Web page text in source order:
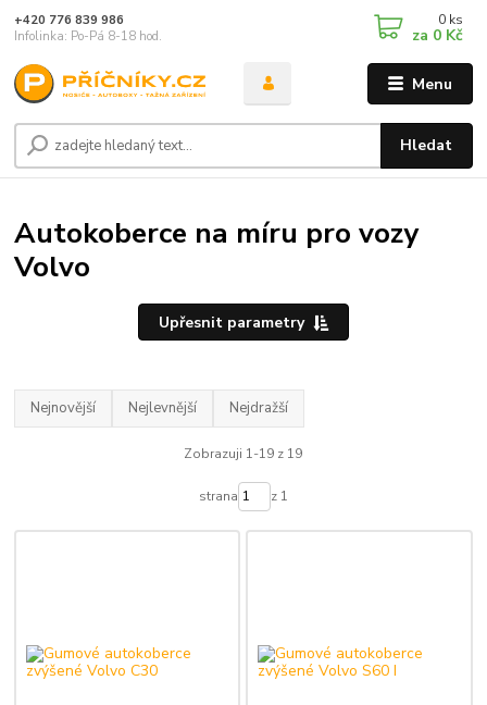
Menu
Hledat
+420 776 839 986
Infolinka: Po-Pá 8-18 hod.
0 ks
za 0 Kč
Autokoberce na míru pro vozy
Volvo
Upřesnit parametry
Nejnovější Nejlevnější Nejdražší
Zobrazuji 1-19 z 19
strana z 1